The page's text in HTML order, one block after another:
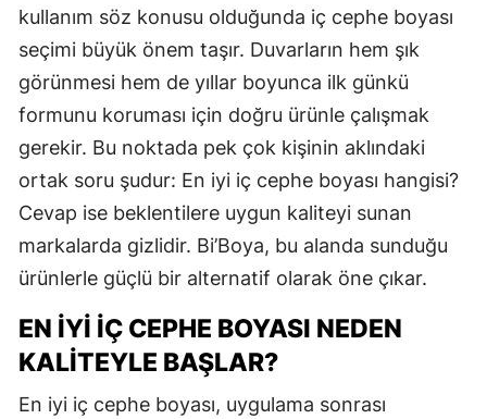
kullanım söz konusu olduğunda iç cephe boyası
seçimi büyük önem taşır. Duvarların hem şık
görünmesi hem de yıllar boyunca ilk günkü
formunu koruması için doğru ürünle çalışmak
gerekir. Bu noktada pek çok kişinin aklındaki
ortak soru şudur: En iyi iç cephe boyası hangisi?
Cevap ise beklentilere uygun kaliteyi sunan
markalarda gizlidir. Bi’Boya, bu alanda sunduğu
ürünlerle güçlü bir alternatif olarak öne çıkar.
EN İYI İÇ CEPHE BOYASI NEDEN
KALITEYLE BAŞLAR?
En iyi iç cephe boyası, uygulama sonrası